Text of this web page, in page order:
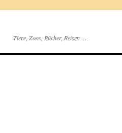
Tiere, Zoos, Bücher, Reisen …